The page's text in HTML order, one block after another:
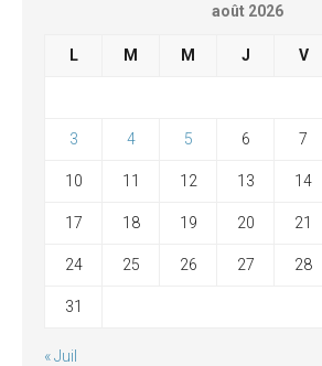
août 2026
L M M J V
3 4 5 6 7
10 11 12 13 14
17 18 19 20 21
24 25 26 27 28
31
« Juil